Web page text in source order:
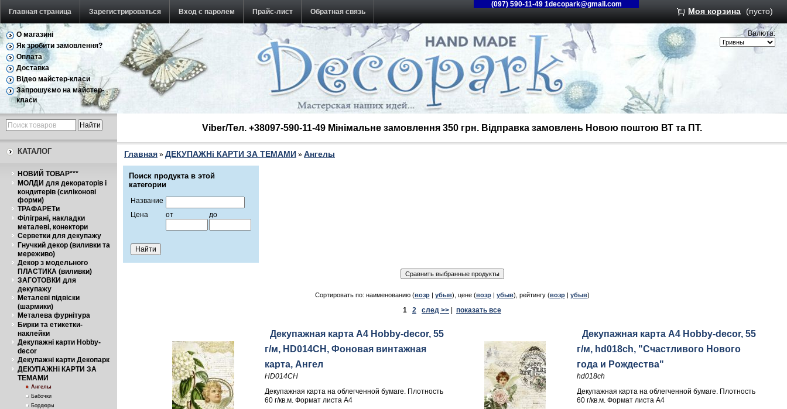
Главная страница Зарегистрироваться Вход с паролем Прайс-лист Обратная связь
(097) 590-11-49 1decopark@gmail.com
Моя корзина (пусто)
О магазині
Як зробити замовлення?
Оплата
Доставка
Відео майстер-класи
Запрошуємо на майстер-
класи
Валюта:
КАТАЛОГ
НОВИЙ ТОВАР***
МОЛДИ для декораторів і
кондитерів (силіконові
форми)
ТРАФАРЕТи
Філіграні, накладки
металеві, конектори
Серветки для декупажу
Гнучкий декор (виливки та
мереживо)
Декор з модельного
ПЛАСТИКА (виливки)
ЗАГОТОВКИ для
декупажу
Металеві підвіски
(шармики)
Металева фурнітура
Бирки та етикетки-
наклейки
Декупажні карти Hobby-
decor
Декупажні карти Декопарк
ДЕКУПАЖНі КАРТИ ЗА
ТЕМАМИ
Ангелы
Бабочки
Бордюры
Viber/Тел. +38097-590-11-49 Мінімальне замовлення 350 грн. Відправка замовлень Новою поштою ВТ та ПТ.
Главная » ДЕКУПАЖНі КАРТИ ЗА ТЕМАМИ » Ангелы
Поиск продукта в этой
категории
Название
Цена
от до
Сортировать по: наименованию (возр| убыв), цене (возр| убыв), рейтингу (возр| убыв)
1 2 след >> показать все
Декупажная карта А4 Hobby-decor, 55
г/м, HD014CH, Фоновая винтажная
карта, Ангел
HD014CH
Декупажная карта на облегченной бумаге. Плотность
60 г/кв.м. Формат листа А4
Декупажная карта А4 Hobby-decor, 55
г/м, hd018ch, "Счастливого Нового
года и Рождества"
hd018ch
Декупажная карта на облегченной бумаге. Плотность
60 г/кв.м. Формат листа А4